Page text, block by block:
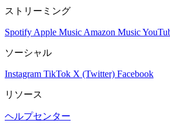
ストリーミング
Spotify Apple Music Amazon Music
ソーシャル
Instagram TikTok X (Twitter) Facebook
リソース
ヘルプセンター